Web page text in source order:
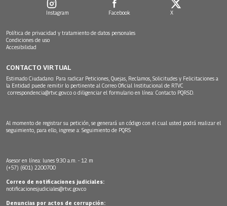
Instagram Facebook X
Política de privacidad y tratamiento de datos personales
Condiciones de uso
Accesibilidad
CONTACTO VIRTUAL
Estimado Ciudadano: Para radicar Peticiones, Quejas, Reclamos, Solicitudes y Felicitaciones a
la Entidad puede remitir lo pertinente al Correo Oficial Institucional de RTVC
correspondencia@rtvc.gov.co o diligenciar el formulario en línea: Contacto PQRSD.
Al momento de registrar su petición, se generará un código con el cual usted podrá realizar el
seguimiento, para ello, ingrese a: Seguimiento de PQRS
Asesor en línea: lunes 9:30 a.m. - 12 m
(+57) (601) 2200700
Correo de notificaciones judiciales:
notificacionesjudiciales@rtvc.gov.co
Denuncias por actos de corrupción: